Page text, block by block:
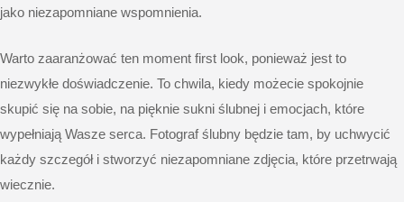
jako niezapomniane wspomnienia.
Warto zaaranżować ten moment first look, ponieważ jest to
niezwykłe doświadczenie. To chwila, kiedy możecie spokojnie
skupić się na sobie, na pięknie sukni ślubnej i emocjach, które
wypełniają Wasze serca. Fotograf ślubny będzie tam, by uchwycić
każdy szczegół i stworzyć niezapomniane zdjęcia, które przetrwają
wiecznie.